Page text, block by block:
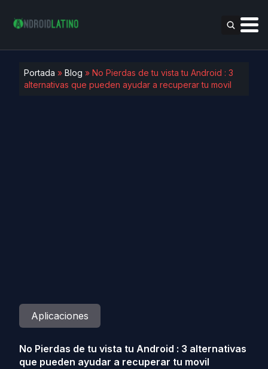
Portada » Blog » No Pierdas de tu vista tu Android : 3
alternativas que pueden ayudar a recuperar tu movil
Aplicaciones
No Pierdas de tu vista tu Android : 3 alternativas
que pueden ayudar a recuperar tu movil